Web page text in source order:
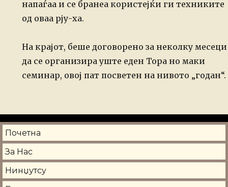
напаѓаа и се бранеа користејќи ги техниките
од оваа рју-ха.
На крајот, беше договорено за неколку месеци
да се организира уште еден Тора но маки
семинар, овој пат посветен на нивото „годан“.
Почетна
За Нас
Нинџутсу